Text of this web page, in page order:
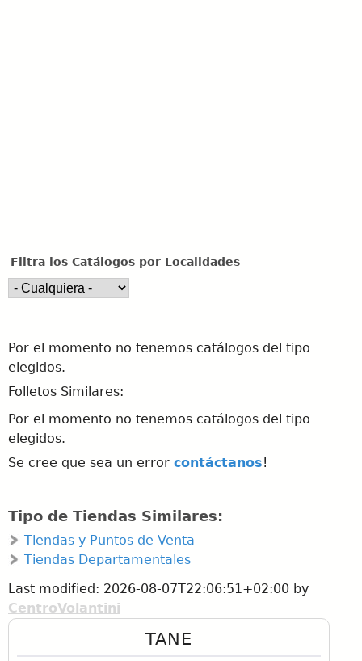
Filtra los Catálogos por Localidades
Por el momento no tenemos catálogos del tipo
elegidos.
Folletos Similares:
Por el momento no tenemos catálogos del tipo
elegidos.
Se cree que sea un error contáctanos!
Tipo de Tiendas Similares:
Tiendas y Puntos de Venta
Tiendas Departamentales
Last modified: 2026-08-07T22:06:51+02:00 by
CentroVolantini
TANE